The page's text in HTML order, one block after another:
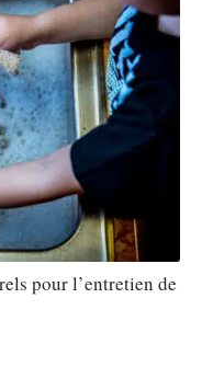
pour l’entretien de